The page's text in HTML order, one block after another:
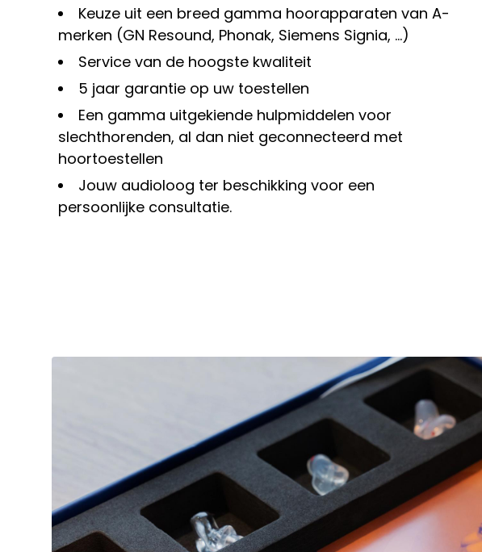
Keuze uit een breed gamma hoorapparaten van A-
merken (GN Resound, Phonak, Siemens Signia, ...)
Service van de hoogste kwaliteit
5 jaar garantie op uw toestellen
Een gamma uitgekiende hulpmiddelen voor
slechthorenden, al dan niet geconnecteerd met
hoortoestellen
Jouw audioloog ter beschikking voor een
persoonlijke consultatie.